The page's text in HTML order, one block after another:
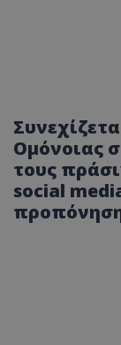
Ομόνοιας
τους
social